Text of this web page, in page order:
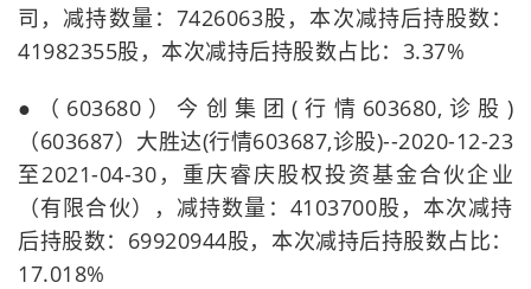
司，减持数量：7426063股，本次减持后持股数：
41982355股，本次减持后持股数占比：3.37%
●（603680）今创集团(行情603680,诊股)
（603687）大胜达(行情603687,诊股)--2020-12-23
至2021-04-30，重庆睿庆股权投资基金合伙企业
（有限合伙），减持数量：4103700股，本次减持
后持股数：69920944股，本次减持后持股数占比：
17.018%